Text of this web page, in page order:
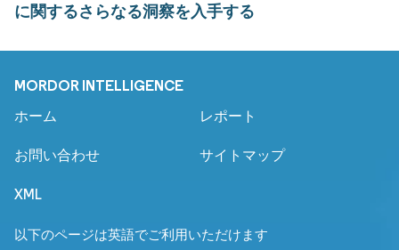
に関するさらなる洞察を入手する
MORDOR INTELLIGENCE
ホーム レポート
お問い合わせ サイトマップ
XML
以下のページは英語でご利用いただけます